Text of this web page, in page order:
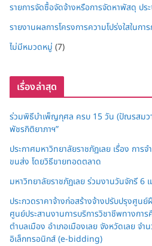
รายการจัดซื้อจัดจ้างหรือการจัดหาพัสดุ ป
รายงานผลการโครงการความโปร่งใสในกา
ไม่มีหมวดหมู่ (7)
เรื่องล่าสุด
ร่วมพิธีบำเพ็ญกุศล ครบ 15 วัน (ปัณรสมวา
พัชรกิติยาภาฯ”
ประกาศมหาวิทยาลัยราชภัฏเลย เรื่อง กา
ขนส่ง โดยวิธีขายทอดตลาด
มหาวิทยาลัยราชภัฏเลย ร่วมงานวันจักรี 6
ประกวดราคาจ้างก่อสร้างจ้างปรับปรุงศูน
ศูนย์ประสานงานการบริการวิชาชีพทางก
ตำบลเมือง อำเภอเมืองเลย จังหวัดเลย จ
อิเล็กทรอนิกส์ (e-bidding)